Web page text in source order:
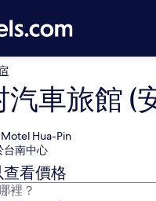
車旅館 (
Hua-Pin
台南中心
看價格
裡？